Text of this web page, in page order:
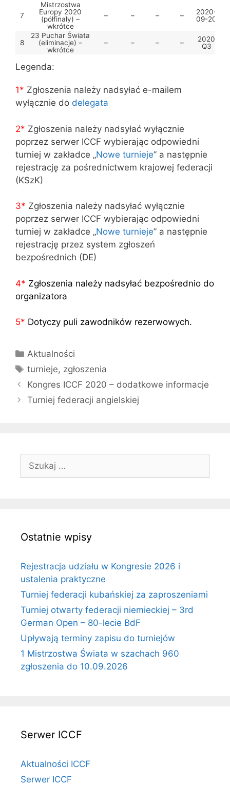
7
Mistrzostwa
Europy 2020
(półfinały) –
wkrótce
– – – –
2020-
09-20
8
23 Puchar Świata
(eliminacje) –
wkrótce
– – – –
2020
Q3
Legenda:
1* Zgłoszenia należy nadsyłać e-mailem
wyłącznie do delegata
2* Zgłoszenia należy nadsyłać wyłącznie
poprzez serwer ICCF wybierając odpowiedni
turniej w zakładce „Nowe turnieje” a następnie
rejestrację za pośrednictwem krajowej federacji
(KSzK)
3* Zgłoszenia należy nadsyłać wyłącznie
poprzez serwer ICCF wybierając odpowiedni
turniej w zakładce „Nowe turnieje” a następnie
rejestrację przez system zgłoszeń
bezpośrednich (DE)
4* Zgłoszenia należy nadsyłać bezpośrednio do
organizatora
5* Dotyczy puli zawodników rezerwowych.
Kategorie
Aktualności
Tagi
turnieje, zgłoszenia
Kongres ICCF 2020 – dodatkowe informacje
Turniej federacji angielskiej
Szukaj:
Ostatnie wpisy
Rejestracja udziału w Kongresie 2026 i
ustalenia praktyczne
Turniej federacji kubańskiej za zaproszeniami
Turniej otwarty federacji niemieckiej – 3rd
German Open – 80-lecie BdF
Upływają terminy zapisu do turniejów
1 Mistrzostwa Świata w szachach 960
zgłoszenia do 10.09.2026
Serwer ICCF
Aktualności ICCF
Serwer ICCF